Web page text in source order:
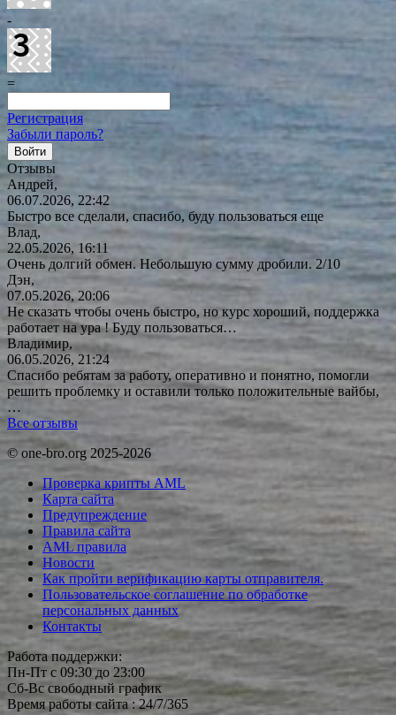
-
=
Регистрация
Забыли пароль?
Отзывы
Андрей,
06.07.2026, 22:42
Быстро все сделали, спасибо, буду пользоваться еще
Влад,
22.05.2026, 16:11
Очень долгий обмен. Небольшую сумму дробили. 2/10
Дэн,
07.05.2026, 20:06
Не сказать чтобы очень быстро, но курс хороший, поддержка
работает на ура ! Буду пользоваться…
Владимир,
06.05.2026, 21:24
Спасибо ребятам за работу, оперативно и понятно, помогли
решить проблемку и оставили только положительные вайбы,
…
Все отзывы
© one-bro.org 2025-2026
Проверка крипты AML
Карта сайта
Предупреждение
Правила сайта
AML правила
Новости
Как пройти верификацию карты отправителя.
Пользовательское соглашение по обработке
персональных данных
Контакты
Работа поддержки:
Пн-Пт с 09:30 до 23:00
Сб-Вс свободный график
Время работы сайта : 24/7/365